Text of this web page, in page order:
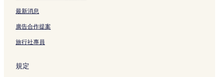
最新消息
廣告合作提案
旅行社專員
規定